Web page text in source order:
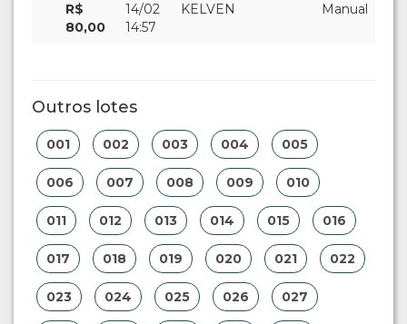
R$
80,00
14/02
14:57
KELVEN Manual
Outros lotes
001 002 003 004 005
006 007 008 009 010
011 012 013 014 015 016
017 018 019 020 021 022
023 024 025 026 027